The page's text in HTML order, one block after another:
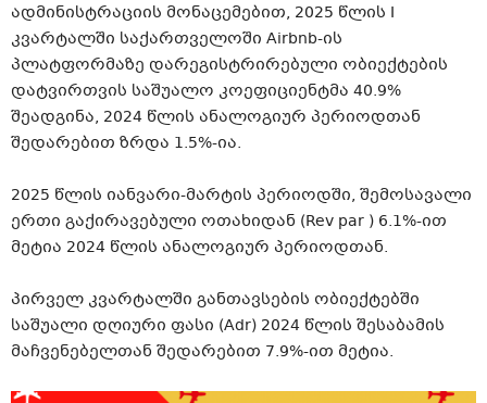
ადმინისტრაციის მონაცემებით, 2025 წლის I
კვარტალში საქართველოში Airbnb-ის
პლატფორმაზე დარეგისტრირებული ობიექტების
დატვირთვის საშუალო კოეფიციენტმა 40.9%
შეადგინა, 2024 წლის ანალოგიურ პერიოდთან
შედარებით ზრდა 1.5%-ია.
2025 წლის იანვარი-მარტის პერიოდში, შემოსავალი
ერთი გაქირავებული ოთახიდან (Rev par ) 6.1%-ით
მეტია 2024 წლის ანალოგიურ პერიოდთან.
პირველ კვარტალში განთავსების ობიექტებში
საშუალი დღიური ფასი (Adr) 2024 წლის შესაბამის
მაჩვენებელთან შედარებით 7.9%-ით მეტია.